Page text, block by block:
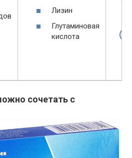
Лизин
Глутаминовая
кислота
сочетать с